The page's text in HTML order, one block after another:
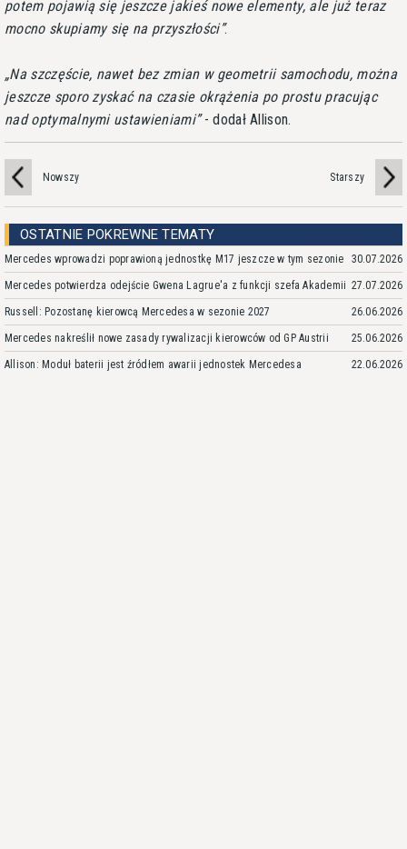
potem pojawią się jeszcze jakieś nowe elementy, ale już teraz
mocno skupiamy się na przyszłości .
Na szczęście, nawet bez zmian w geometrii samochodu, można
jeszcze sporo zyskać na czasie okrążenia po prostu pracując
nad optymalnymi ustawieniami - dodał Allison.
Nowszy Starszy
OSTATNIE POKREWNE TEMATY
Mercedes wprowadzi poprawioną jednostkę M17 jeszcze w tym sezonie 30.07.2026
Mercedes potwierdza odejście Gwena Lagrue'a z funkcji szefa Akademii 27.07.2026
Russell: Pozostanę kierowcą Mercedesa w sezonie 2027 26.06.2026
Mercedes nakreślił nowe zasady rywalizacji kierowców od GP Austrii 25.06.2026
Allison: Moduł baterii jest źródłem awarii jednostek Mercedesa 22.06.2026